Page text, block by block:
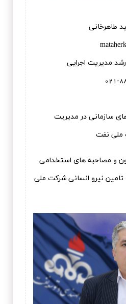
طاهرخانی
مدیریت اجرایی
سازمانی در مدیریت
ملی نفت
و مصاحبه های استخدامی
نیرو انسانی شرکت ملی